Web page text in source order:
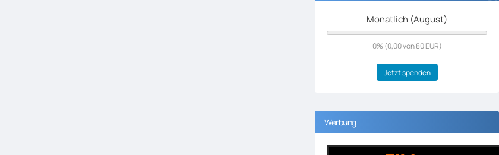
Monatlich (August)
0% (0,00 von 80 EUR)
Jetzt spenden
Werbung